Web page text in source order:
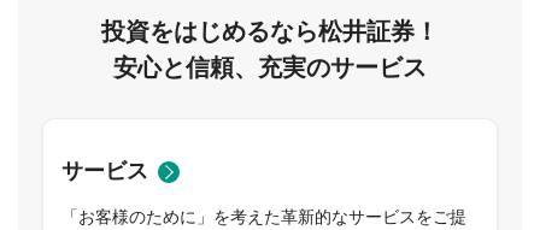
投資をはじめるなら松井証券！
安心と信頼、充実のサービス
サービス
「お客様のために」を考えた革新的なサービスをご提